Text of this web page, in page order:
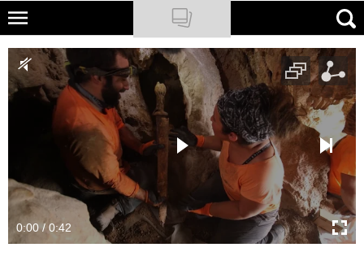
Skip
main
content
NATIONAL GEOGRAPHIC
TRAVELER
PODCASTY
Newsletter
Cuda Polski
0:00 / 0:42